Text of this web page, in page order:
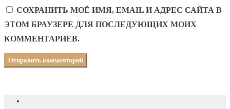
СОХРАНИТЬ МОЁ ИМЯ, EMAIL И АДРЕС САЙТА В
ЭТОМ БРАУЗЕРЕ ДЛЯ ПОСЛЕДУЮЩИХ МОИХ
КОММЕНТАРИЕВ.